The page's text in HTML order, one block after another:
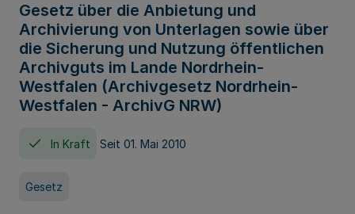
Gesetz über die Anbietung und
Archivierung von Unterlagen sowie über
die Sicherung und Nutzung öffentlichen
Archivguts im Lande Nordrhein-
Westfalen (Archivgesetz Nordrhein-
Westfalen - ArchivG NRW)
In Kraft Seit 01. Mai 2010
Gesetz